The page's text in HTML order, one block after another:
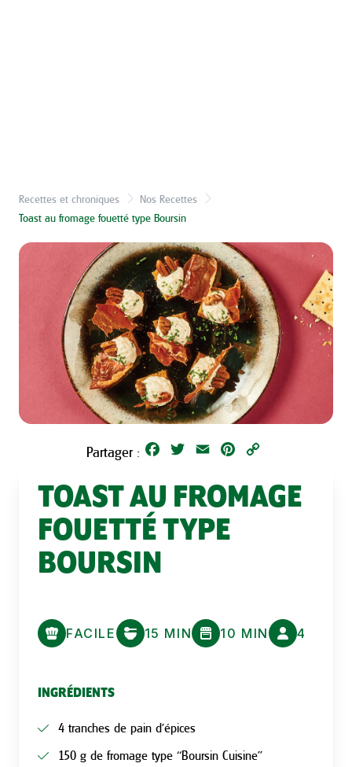
Recettes et chroniques
Nos Recettes
Toast au fromage fouetté type Boursin
Partager : Facebook
Twitter Email Pinterest
TOAST AU FROMAGE
FOUETTÉ TYPE
BOURSIN
FACILE 15 MIN 10 MIN 4
INGRÉDIENTS
4 tranches de pain d’épices
150 g de fromage type ‘‘Boursin Cuisine’’